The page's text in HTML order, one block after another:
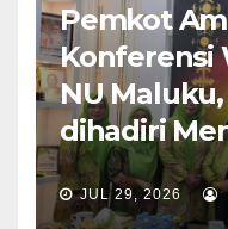
Pemkot
Konferensi
NU
dihadiri
JUL 29, 2026